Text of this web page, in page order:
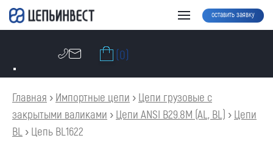
оставить заявку
(0)
Главная › Импортные цепи › Цепи грузовые с
закрытыми валиками › Цепи ANSI B29.8M (AL, BL) › Цепи
BL › Цепь BL1622